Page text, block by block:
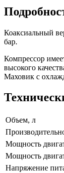
Коаксиальный
бар.
Компрессор
высокого
Маховик с
Объем, л
Мощность
Мощность
Напряжение